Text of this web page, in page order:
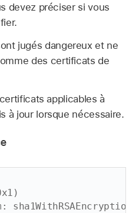
devez préciser si vous
jugés dangereux et ne
des certificats de
applicables à
à jour lorsque nécessaire.